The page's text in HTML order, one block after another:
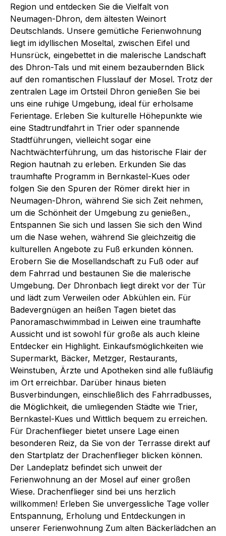
Region und entdecken Sie die Vielfalt von
Neumagen-Dhron, dem ältesten Weinort
Deutschlands. Unsere gemütliche Ferienwohnung
liegt im idyllischen Moseltal, zwischen Eifel und
Hunsrück, eingebettet in die malerische Landschaft
des Dhron-Tals und mit einem bezaubernden Blick
auf den romantischen Flusslauf der Mosel. Trotz der
zentralen Lage im Ortsteil Dhron genießen Sie bei
uns eine ruhige Umgebung, ideal für erholsame
Ferientage. Erleben Sie kulturelle Höhepunkte wie
eine Stadtrundfahrt in Trier oder spannende
Stadtführungen, vielleicht sogar eine
Nachtwächterführung, um das historische Flair der
Region hautnah zu erleben. Erkunden Sie das
traumhafte Programm in Bernkastel-Kues oder
folgen Sie den Spuren der Römer direkt hier in
Neumagen-Dhron, während Sie sich Zeit nehmen,
um die Schönheit der Umgebung zu genießen.,
Entspannen Sie sich und lassen Sie sich den Wind
um die Nase wehen, während Sie gleichzeitig die
kulturellen Angebote zu Fuß erkunden können.
Erobern Sie die Mosellandschaft zu Fuß oder auf
dem Fahrrad und bestaunen Sie die malerische
Umgebung. Der Dhronbach liegt direkt vor der Tür
und lädt zum Verweilen oder Abkühlen ein. Für
Badevergnügen an heißen Tagen bietet das
Panoramaschwimmbad in Leiwen eine traumhafte
Aussicht und ist sowohl für große als auch kleine
Entdecker ein Highlight. Einkaufsmöglichkeiten wie
Supermarkt, Bäcker, Metzger, Restaurants,
Weinstuben, Ärzte und Apotheken sind alle fußläufig
im Ort erreichbar. Darüber hinaus bieten
Busverbindungen, einschließlich des Fahrradbusses,
die Möglichkeit, die umliegenden Städte wie Trier,
Bernkastel-Kues und Wittlich bequem zu erreichen.
Für Drachenflieger bietet unsere Lage einen
besonderen Reiz, da Sie von der Terrasse direkt auf
den Startplatz der Drachenflieger blicken können.
Der Landeplatz befindet sich unweit der
Ferienwohnung an der Mosel auf einer großen
Wiese. Drachenflieger sind bei uns herzlich
willkommen! Erleben Sie unvergessliche Tage voller
Entspannung, Erholung und Entdeckungen in
unserer Ferienwohnung Zum alten Bäckerlädchen an